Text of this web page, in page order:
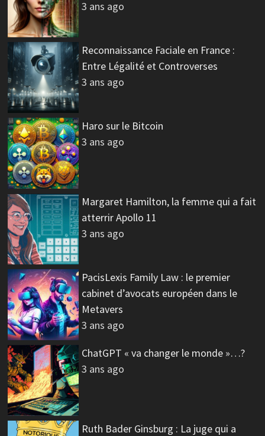
3 ans ago
Reconnaissance Faciale en France :
Entre Légalité et Controverses
3 ans ago
Haro sur le Bitcoin
3 ans ago
Margaret Hamilton, la femme qui a fait
atterrir Apollo 11
3 ans ago
PacisLexis Family Law : le premier
cabinet d’avocats européen dans le
Metavers
3 ans ago
ChatGPT « va changer le monde »…?
3 ans ago
Ruth Bader Ginsburg : La juge qui a